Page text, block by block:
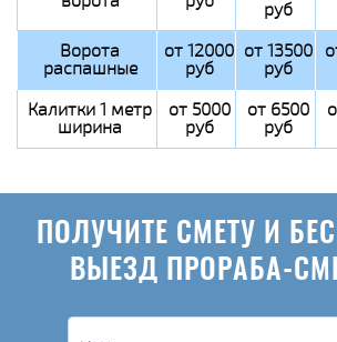
руб
Ворота
распашные
от 12000
руб
от 13500
руб
Калитки 1 метр
ширина
от 5000
руб
от 6500
руб
ПОЛУЧИТЕ СМЕТУ И
ВЫЕЗД ПРОРАБА-